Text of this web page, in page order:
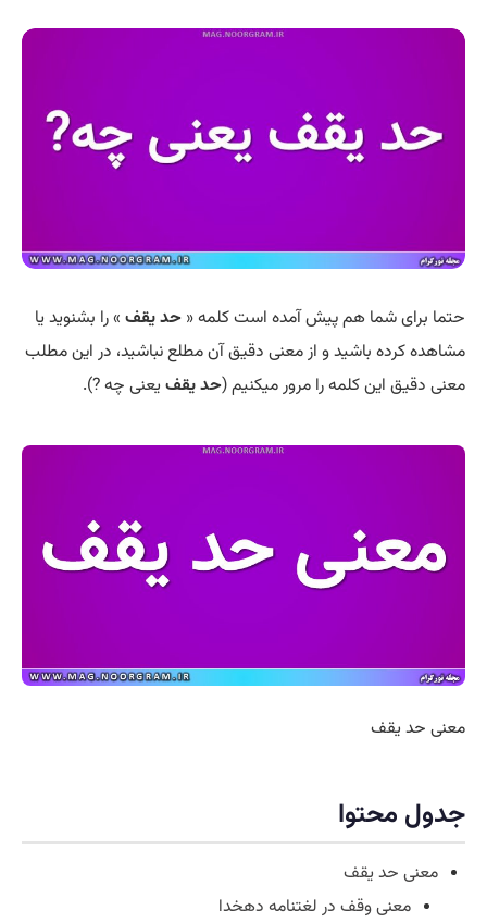
حتما برای شما هم پیش آمده است کلمه « حد یقف » را بشنوید یا
مشاهده کرده باشید و از معنی دقیق آن مطلع نباشید، در این مطلب
معنی دقیق این کلمه را مرور میکنیم (حد یقفیعنی چه ?).
معنی حد یقف
جدول محتوا
معنی حد یقف
معنی وقف در لغتنامه دهخدا